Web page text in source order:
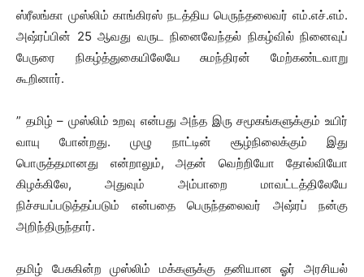
ஸ்ரீலங்கா முஸ்லிம் காங்கிரஸ் நடத்திய பெருந்தலைவர் எம்.எச்.எம்.
அஷ்ரப்பின் 25 ஆவது வருட நினைவேந்தல் நிகழ்வில் நினைவுப்
பேருரை நிகழ்த்துகையிலேயே சுமந்திரன் மேற்கண்டவாறு
கூறினார்.
” தமிழ் – முஸ்லிம் உறவு என்பது அந்த இரு சமூகங்களுக்கும் உயிர்
வாயு போன்றது. முழு நாட்டின் சூழ்நிலைக்கும் இது
பொருத்தமானது என்றாலும், அதன் வெற்றியோ தோல்வியோ
கிழக்கிலே, அதுவும் அம்பாறை மாவட்டத்திலேயே
நிச்சயப்படுத்தப்படும் என்பதை பெருந்தலைவர் அஷ்ரப் நன்கு
அறிந்திருந்தார்.
தமிழ் பேசுகின்ற முஸ்லிம் மக்களுக்கு தனியான ஓர் அரசியல்